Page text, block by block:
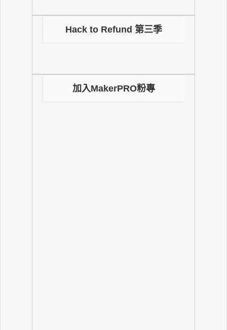
Hack to Refund 第三季
加入MakerPRO粉專